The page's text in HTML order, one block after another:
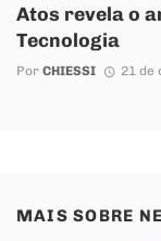
Atos revela o
Tecnologia
Por CHIESSI 21 de
MAIS SOBRE